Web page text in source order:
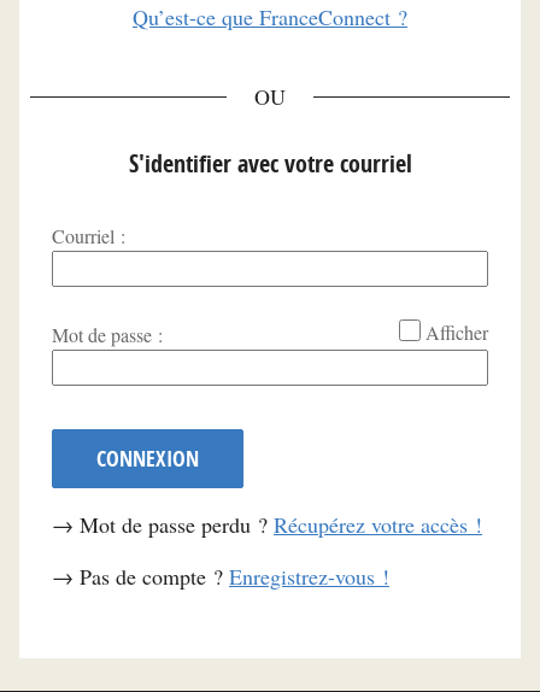
Qu’est-ce que FranceConnect ?
S'identifier avec votre courriel
Courriel :
Mot de passe : Afficher
CONNEXION
→ Mot de passe perdu ? Récupérez votre accès !
→ Pas de compte ? Enregistrez-vous !